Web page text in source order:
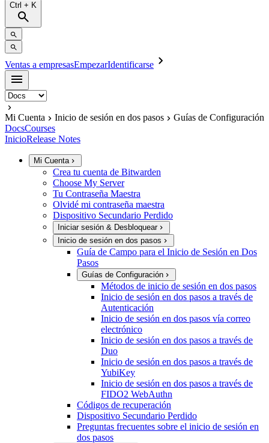
Ctrl + K
Ventas a empresasEmpezarIdentificarse
Mi Cuenta Inicio de sesión en dos pasos
Guías de Configuración
DocsCourses
InicioRelease Notes
Mi Cuenta
Crea tu cuenta de Bitwarden
Choose My Server
Tu Contraseña Maestra
Olvidé mi contraseña maestra
Dispositivo Secundario Perdido
Iniciar sesión & Desbloquear
Inicio de sesión en dos pasos
Guía de Campo para el Inicio de Sesión en Dos
Pasos
Guías de Configuración
Métodos de inicio de sesión en dos pasos
Inicio de sesión en dos pasos a través de
Autenticación
Inicio de sesión en dos pasos vía correo
electrónico
Inicio de sesión en dos pasos a través de
Duo
Inicio de sesión en dos pasos a través de
YubiKey
Inicio de sesión en dos pasos a través de
FIDO2 WebAuthn
Códigos de recuperación
Dispositivo Secundario Perdido
Preguntas frecuentes sobre el inicio de sesión en
dos pasos